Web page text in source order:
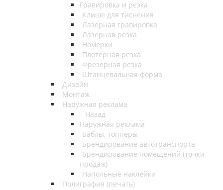
Гравировка и резка
Клише для тиснения
Лазерная гравировка
Лазерная резка
Номерки
Плотерная резка
Фрезерная резка
Штанцевальная форма
Дизайн
Монтаж
Наружная реклама
Назад
Наружная реклама
Баблы, топперы
Брендирование автотранспорта
Брендирование помещений (точки
продаж)
Напольные наклейки
Полиграфия (печать)